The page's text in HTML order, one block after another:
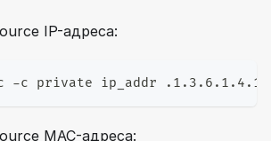
IP-адреса:
-c private ip_addr
MAC-адреса: